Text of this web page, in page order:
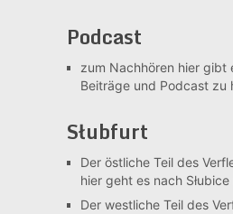
Podcast
zum Nachhören hier gibt
Beiträge und Podcast zu
Słubfurt
Der östliche Teil des
hier geht es nach
Der westliche Teil des